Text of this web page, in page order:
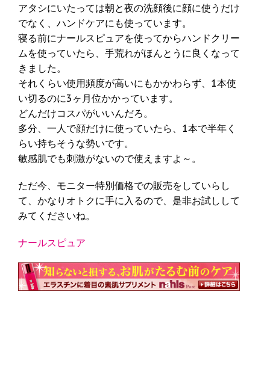
アタシにいたっては朝と夜の洗顔後に顔に使うだけ
でなく、ハンドケアにも使っています。
寝る前にナールスピュアを使ってからハンドクリー
ムを使っていたら、手荒れがほんとうに良くなって
きました。
それくらい使用頻度が高いにもかかわらず、1本使
い切るのに3ヶ月位かかっています。
どんだけコスパがいいんだろ。
多分、一人で顔だけに使っていたら、1本で半年く
らい持ちそうな勢いです。
敏感肌でも刺激がないので使えますよ～。
ただ今、モニター特別価格での販売をしていらし
て、かなりオトクに手に入るので、是非お試しして
みてくださいね。
ナールスピュア